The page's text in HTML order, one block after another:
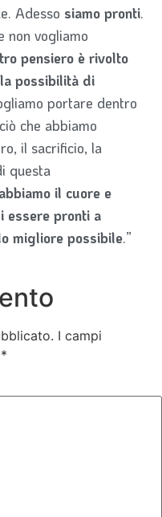
Adesso siamo pronti.
non vogliamo
pensiero è rivolto
possibilità di
portare dentro
che abbiamo
il sacrificio, la
questa
il cuore e
essere pronti a
migliore possibile.”
I campi
*